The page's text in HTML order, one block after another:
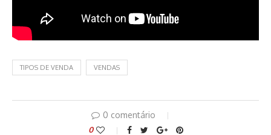
TIPOS DE VENDA VENDAS
0 comentário
0